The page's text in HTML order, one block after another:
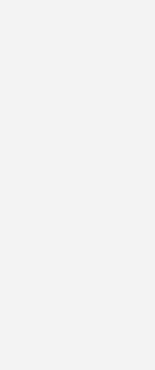
bin ich damit einverstanden, über
Angebote
widerrufen und eine Abmeldung ist
zum Umgang mit Daten finden Sie
Eins“ sich aufs Staatsziel